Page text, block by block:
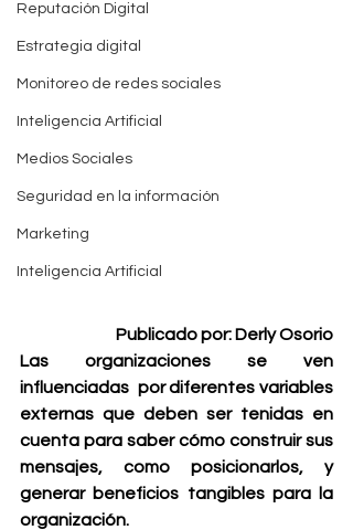
Reputación Digital
Estrategia digital
Monitoreo de redes sociales
Inteligencia Artificial
Medios Sociales
Seguridad en la información
Marketing
Inteligencia Artificial
Publicado por: Derly Osorio
Las organizaciones se ven
influenciadas  por diferentes variables
externas que deben ser tenidas en
cuenta para saber cómo construir sus
mensajes, como posicionarlos, y
generar beneficios tangibles para la
organización.